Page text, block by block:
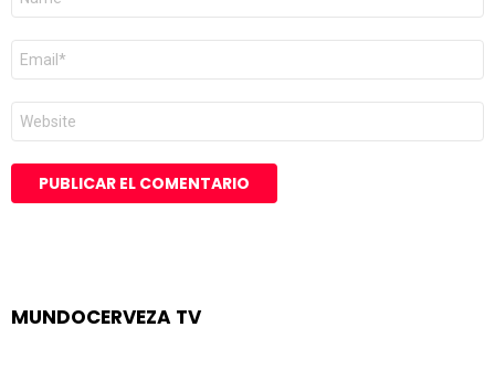
Correo
electrónico
*
Web
MUNDOCERVEZA TV